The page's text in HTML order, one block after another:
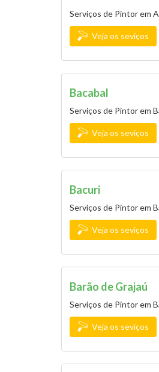
Serviços de Pintor em
Veja os seviços
Bacabal
Serviços de Pintor em
Veja os seviços
Bacuri
Serviços de Pintor em
Veja os seviços
Barão de Grajaú
Serviços de Pintor em
Veja os seviços